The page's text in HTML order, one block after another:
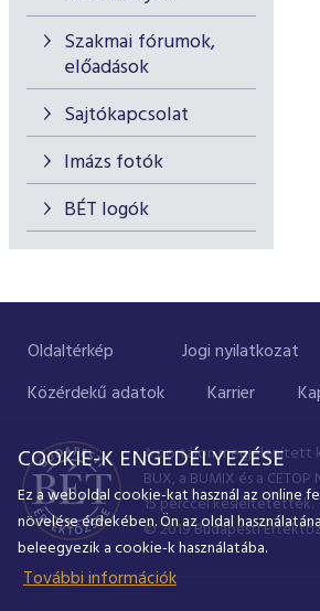
Szakmai fórumok,
előadások
Sajtókapcsolat
Imázs fotók
BÉT logók
Oldaltérkép Jogi nyilatkozat
Közérdekű adatok
Karrier
A portálon megjelenített
BUX, a BUMIX és a
15 perccel késleltetettek.
© 2019 Budapesti
COOKIE-K ENGEDÉLYEZÉSE
Ez a weboldal cookie-kat használ az online
növelése érdekében. Ön az oldal
beleegyezik a cookie-k használatába.
További információk